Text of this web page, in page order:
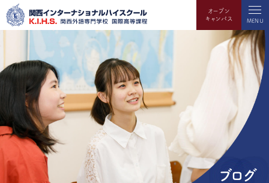
オープン
キャンパス
MENU
ブログ